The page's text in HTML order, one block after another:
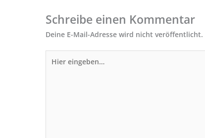
Schreibe einen Kommentar
Deine E-Mail-Adresse wird nicht veröffentlicht.
eingeben…